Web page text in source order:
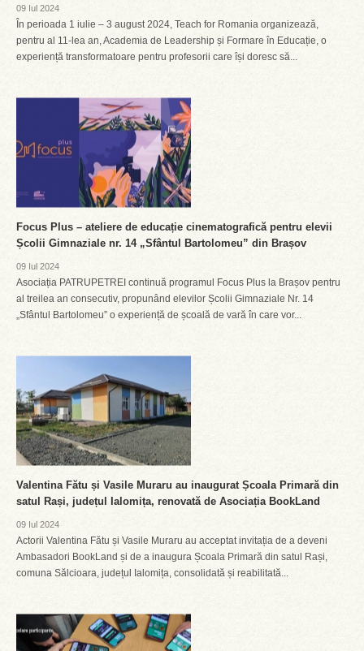
09 Iul 2024
În perioada 1 iulie – 3 august 2024, Teach for Romania organizează,
pentru al 11-lea an, Academia de Leadership și Formare în Educație, o
experiență transformatoare pentru profesorii care își doresc să...
Focus Plus – ateliere de educație cinematografică pentru elevii
Școlii Gimnaziale nr. 14 „Sfântul Bartolomeu” din Brașov
09 Iul 2024
Asociația PATRUPETREI continuă programul Focus Plus la Brașov pentru
al treilea an consecutiv, propunând elevilor Școlii Gimnaziale Nr. 14
„Sfântul Bartolomeu” o experiență de școală de vară în care vor...
Valentina Fătu și Vasile Muraru au inaugurat Școala Primară din
satul Rași, județul Ialomița, renovată de Asociația BookLand
09 Iul 2024
Actorii Valentina Fătu și Vasile Muraru au acceptat invitația de a deveni
Ambasadori BookLand și de a inaugura Școala Primară din satul Rași,
comuna Sălcioara, județul Ialomița, consolidată și reabilitată...